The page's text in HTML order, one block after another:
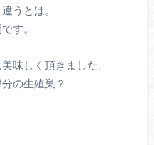
うとは。
す。
味しく頂きました。
の生殖巣？